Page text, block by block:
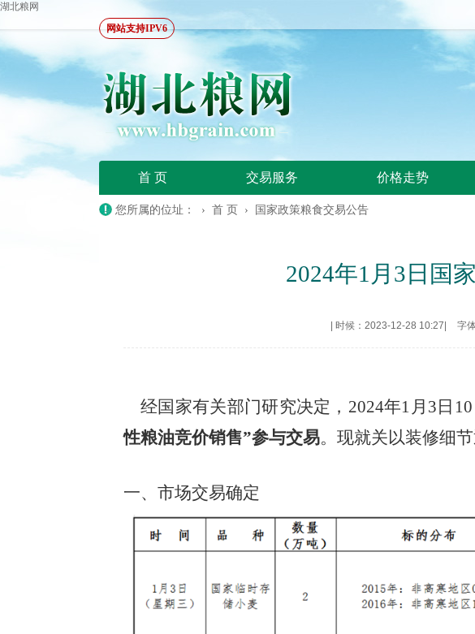
湖北粮网
网站支持IPV6
首 页 交易服务 价格走势
您所属的位址： › 首 页 › 国家政策粮食交易公告
2024年1月3日国
时候：2023-12-28 10:27 字
经国家有关部门研究决定，2024年1月3日10
性粮油竞价销售”参与交易。现就关以装修细
一、市场交易确定